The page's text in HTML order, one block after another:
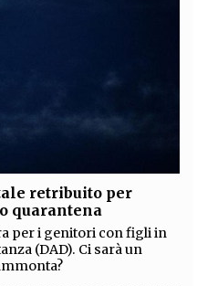
retribuito per
quarantena
per i genitori con figli in
(DAD). Ci sarà un